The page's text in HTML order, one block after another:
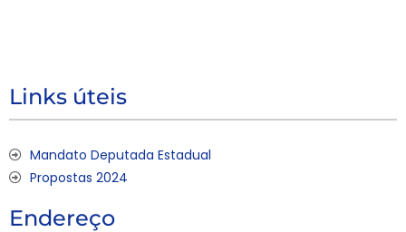
Links úteis
Mandato Deputada Estadual
Propostas 2024
Endereço